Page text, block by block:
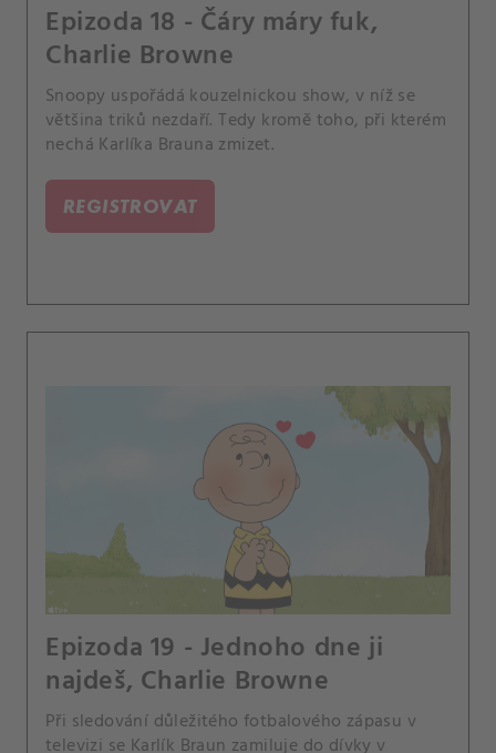
Epizoda 18 - Čáry máry fuk,
Charlie Browne
Snoopy uspořádá kouzelnickou show, v níž se
většina triků nezdaří. Tedy kromě toho, při kterém
nechá Karlíka Brauna zmizet.
REGISTROVAT
Epizoda 19 - Jednoho dne ji
najdeš, Charlie Browne
Při sledování důležitého fotbalového zápasu v
televizi se Karlík Braun zamiluje do dívky v